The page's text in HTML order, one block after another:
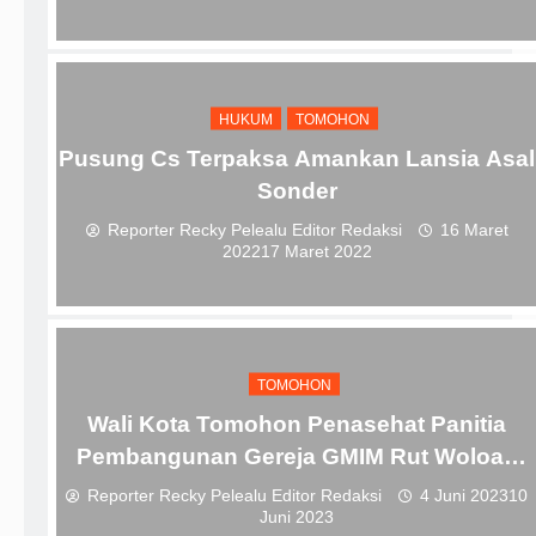
HUKUM TOMOHON
Pusung Cs Terpaksa Amankan Lansia Asal
Sonder
Reporter Recky Pelealu Editor Redaksi
16 Maret
202217 Maret 2022
TOMOHON
Wali Kota Tomohon Penasehat Panitia
Pembangunan Gereja GMIM Rut Woloan
Satu
Reporter Recky Pelealu Editor Redaksi 4 Juni 202310
Juni 2023